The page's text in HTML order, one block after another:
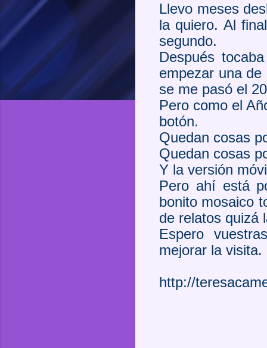
Llevo meses
la quiero. Al
segundo.
Después
empezar una
se me pasó el
Pero como el
botón.
Quedan cosas
Quedan cosas
Y la versión
Pero ahí está
bonito mosaico
de relatos quizá
Espero
mejorar la visita.
http://